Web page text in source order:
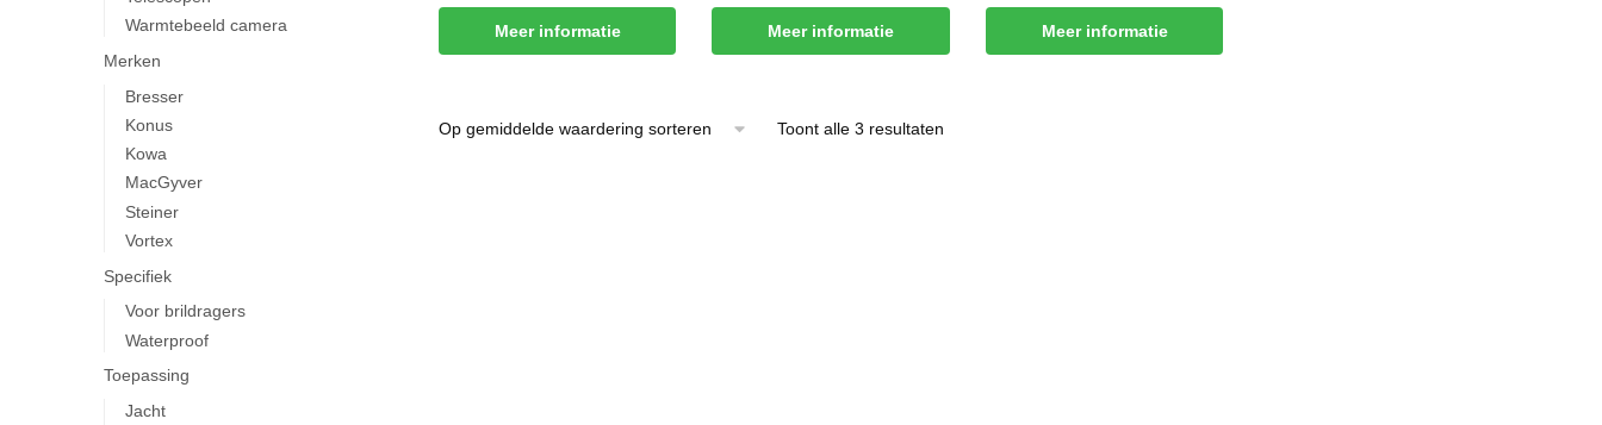
Meer informatie Meer informatie Meer informatie
Toont alle 3 resultatenGesorteerd
Warmtebeeld camera
Merken
Bresser
Konus
Kowa
MacGyver
Steiner
Vortex
Specifiek
Voor brildragers
Waterproof
Toepassing
Jacht